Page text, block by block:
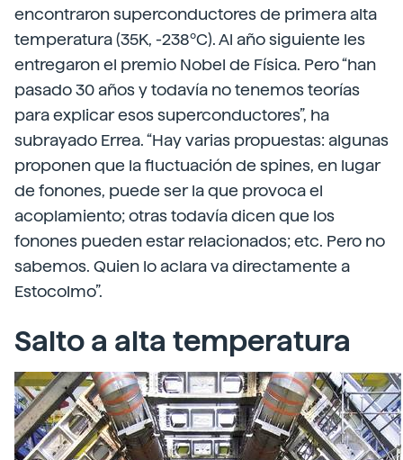
encontraron superconductores de primera alta
temperatura (35K, -238ºC). Al año siguiente les
entregaron el premio Nobel de Física. Pero “han
pasado 30 años y todavía no tenemos teorías
para explicar esos superconductores”, ha
subrayado Errea. “Hay varias propuestas: algunas
proponen que la fluctuación de spines, en lugar
de fonones, puede ser la que provoca el
acoplamiento; otras todavía dicen que los
fonones pueden estar relacionados; etc. Pero no
sabemos. Quien lo aclara va directamente a
Estocolmo”.
Salto a alta temperatura